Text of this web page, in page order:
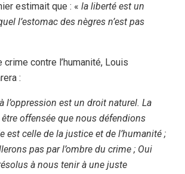
estimait que : « la liberté est un
l’estomac des nègres n’est pas
crime contre l’humanité, Louis
:
l’oppression est un droit naturel. La
offensée que nous défendions
est celle de la justice et de l’humanité ;
pas par l’ombre du crime ; Oui
à nous tenir à une juste